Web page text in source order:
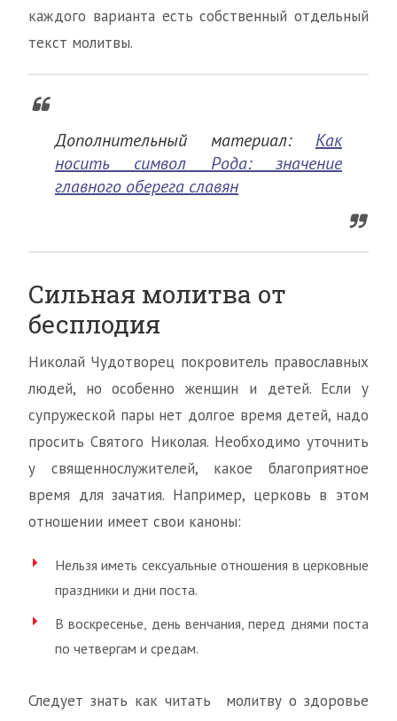
каждого варианта есть собственный отдельный
текст молитвы.
Дополнительный материал: Как
носить символ Рода: значение
главного оберега славян
Сильная молитва от
бесплодия
Николай Чудотворец покровитель православных
людей, но особенно женщин и детей. Если у
супружеской пары нет долгое время детей, надо
просить Святого Николая. Необходимо уточнить
у священнослужителей, какое благоприятное
время для зачатия. Например, церковь в этом
отношении имеет свои каноны:
Нельзя иметь сексуальные отношения в церковные
праздники и дни поста.
В воскресенье, день венчания, перед днями поста
по четвергам и средам.
Следует знать как читать молитву о здоровье